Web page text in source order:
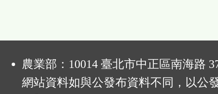
農業部：10014 臺北市中正區南海路
網站資料如與公發布資料不同，以公